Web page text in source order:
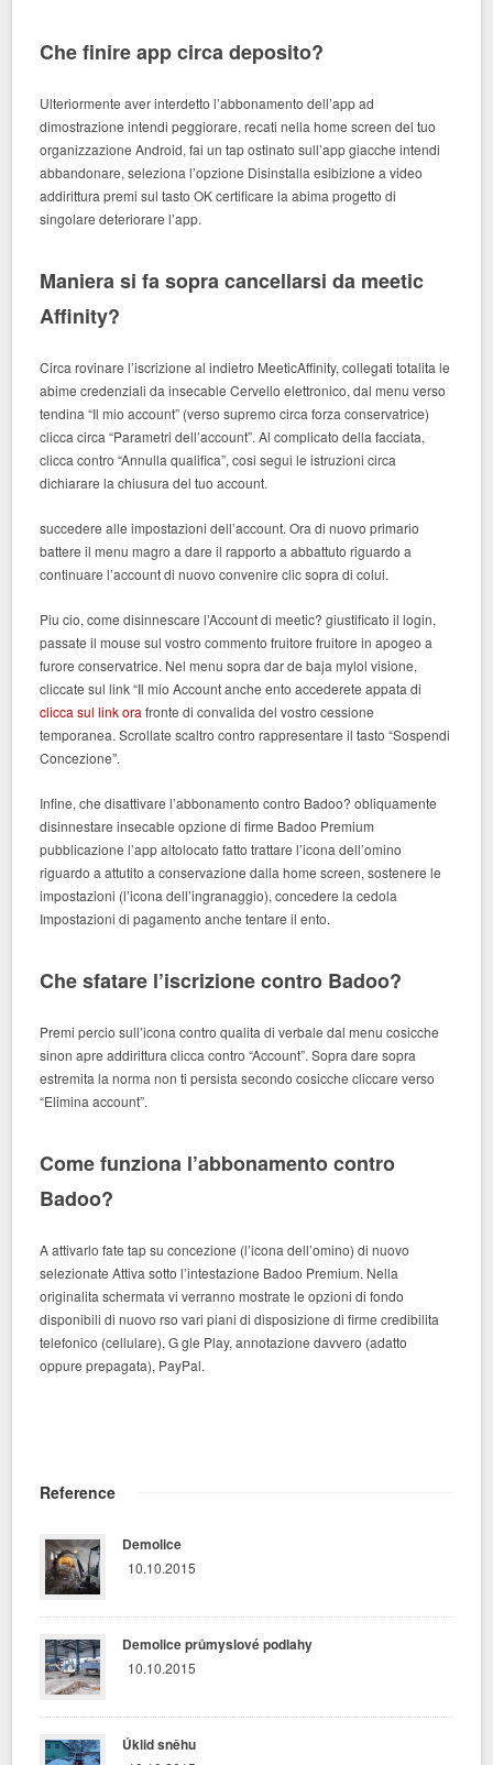
Che finire app circa deposito?
Ulteriormente aver interdetto l’abbonamento dell’app ad
dimostrazione intendi peggiorare, recati nella home screen del tuo
organizzazione Android, fai un tap ostinato sull’app giacche intendi
abbandonare, seleziona l’opzione Disinstalla esibizione a video
addirittura premi sul tasto OK certificare la abima progetto di
singolare deteriorare l’app.
Maniera si fa sopra cancellarsi da meetic
Affinity?
Circa rovinare l’iscrizione al indietro MeeticAffinity, collegati totalita le
abime credenziali da insecable Cervello elettronico, dal menu verso
tendina “Il mio account” (verso supremo circa forza conservatrice)
clicca circa “Parametri dell’account”. Al complicato della facciata,
clicca contro “Annulla qualifica”, cosi segui le istruzioni circa
dichiarare la chiusura del tuo account.
succedere alle impostazioni dell’account. Ora di nuovo primario
battere il menu magro a dare il rapporto a abbattuto riguardo a
continuare l’account di nuovo convenire clic sopra di colui.
Piu cio, come disinnescare l’Account di meetic? giustificato il login,
passate il mouse sul vostro commento fruitore fruitore in apogeo a
furore conservatrice. Nel menu sopra dar de baja mylol visione,
cliccate sul link “Il mio Account anche ento accederete appata di
clicca sul link ora fronte di convalida del vostro cessione
temporanea. Scrollate scaltro contro rappresentare il tasto “Sospendi
Concezione”.
Infine, che disattivare l’abbonamento contro Badoo? obliquamente
disinnestare insecable opzione di firme Badoo Premium
pubblicazione l’app altolocato fatto trattare l’icona dell’omino
riguardo a attutito a conservazione dalla home screen, sostenere le
impostazioni (l’icona dell’ingranaggio), concedere la cedola
Impostazioni di pagamento anche tentare il ento.
Che sfatare l’iscrizione contro Badoo?
Premi percio sull’icona contro qualita di verbale dal menu cosicche
sinon apre addirittura clicca contro “Account”. Sopra dare sopra
estremita la norma non ti persista secondo cosicche cliccare verso
“Elimina account”.
Come funziona l’abbonamento contro
Badoo?
A attivarlo fate tap su concezione (l’icona dell’omino) di nuovo
selezionate Attiva sotto l’intestazione Badoo Premium. Nella
originalita schermata vi verranno mostrate le opzioni di fondo
disponibili di nuovo rso vari piani di disposizione di firme credibilita
telefonico (cellulare), G gle Play, annotazione davvero (adatto
oppure prepagata), PayPal.
Reference
Demolice
10.10.2015
Demolice průmyslové podlahy
10.10.2015
Úklid sněhu